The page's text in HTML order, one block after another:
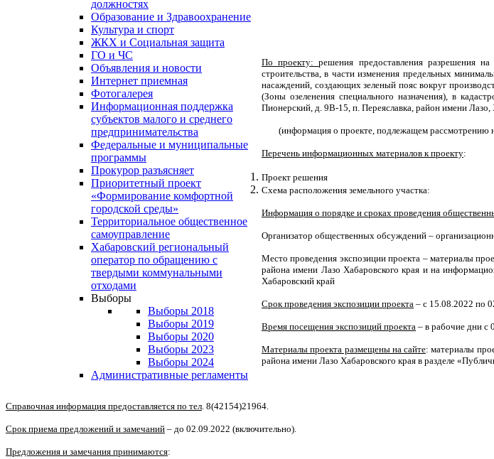
должностях
Образование и Здравоохранение
Культура и спорт
ЖКХ и Социальная защита
ГО и ЧС
Объявления и новости
Интернет приемная
Фотогалерея
Информационная поддержка
субъектов малого и среднего
предпринимательства
Федеральные и муниципальные
программы
Прокурор разъясняет
Приоритетный проект
«Формирование комфортной
городской среды»
Территориальное общественное
самоуправление
Хабаровский региональный
оператор по обращению с
твердыми коммунальными
отходами
Выборы
Выборы 2018
Выборы 2019
Выборы 2020
Выборы 2023
Выборы 2024
Административные регламенты
По проекту:решения предоставления разрешения на
строительства, в части изменения предельных
насаждений, создающих зеленый пояс вокруг
(Зоны озеленения специального назначения), в
Пионерский, д. 9В-15, п. Переяславка, район имени Лазо,
(информация о проекте, подлежащем рассмотрению
Перечень информационных материалов к проекту:
Проект решения
Схема расположения земельного участка:
Информация о порядке и сроках проведения
Организатор общественных обсуждений –
Место проведения экспозиции проекта – материалы
района имени Лазо Хабаровского края и на
Хабаровский край
Срок проведения экспозиции проекта – с 15.08.2022 по
Время посещения экспозиций проекта – в рабочие дни с
Материалы проекта размещены на сайте: материалы
района имени Лазо Хабаровского края в разделе
Справочная информация предоставляется по тел. 8(42154)21964.
Срок приема предложений и замечаний – до 02.09.2022 (включительно).
Предложения и замечания принимаются: